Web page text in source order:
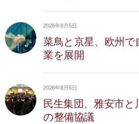
2026年8月5日
菜鳥と京星、欧州で
業を展開
2026年8月5日
民生集団、雅安市と
の整備協議